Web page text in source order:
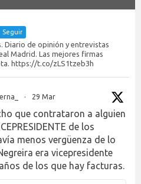
Seguir
Diario de opinión y entrevistas
Madrid. Las mejores firmas
https://t.co/zLS1tzeb3h
· 29 Mar
que contrataron a alguien
de los
menos vergüenza de lo
era vicepresidente
de los que hay facturas.